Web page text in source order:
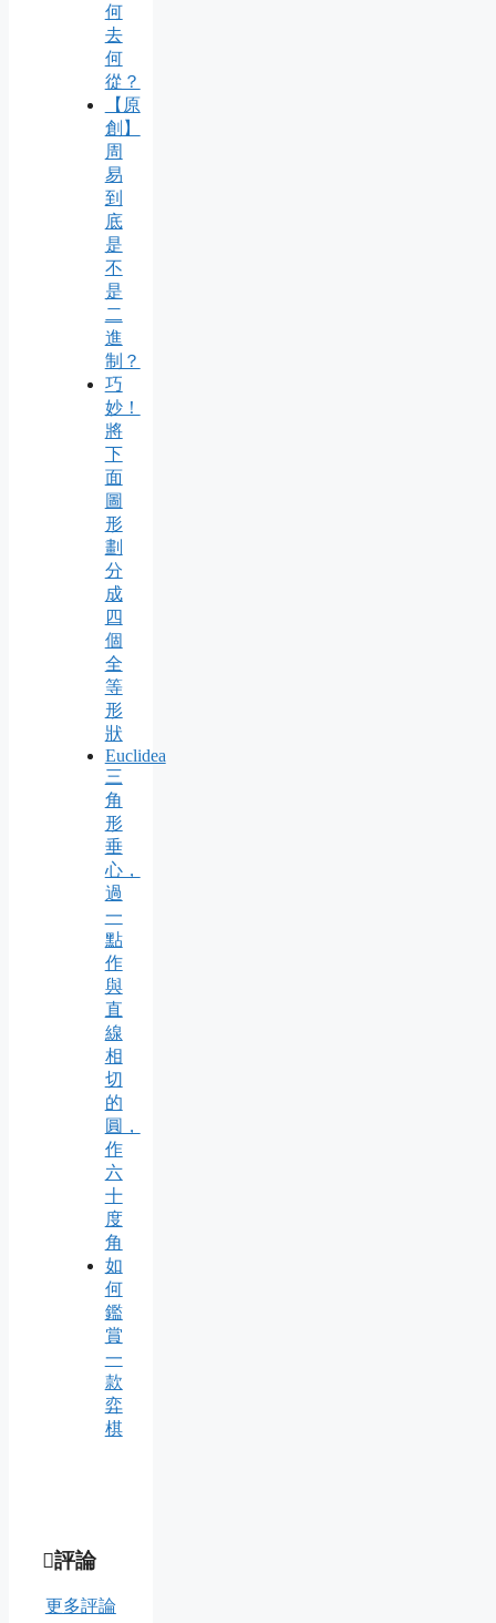
何
去
何
從？
【原
創】
周
易
到
底
是
不
是
二
進
制？
巧
妙！
將
下
面
圖
形
劃
分
成
四
個
全
等
形
狀
Euclidea
三
角
形
垂
心，
過
一
點
作
與
直
線
相
切
的
圓，
作
六
十
度
角
如
何
鑑
賞
一
款
弈
棋
評論
更多評論